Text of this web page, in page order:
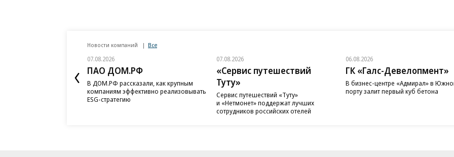
Новости компаний Все
07.08.2026
ПАО ДОМ.РФ
В ДОМ.РФ рассказали, как крупным
компаниям эффективно реализовывать
ESG-стратегию
07.08.2026
«Сервис путешествий
Туту»
Сервис путешествий «Туту»
и «Нетмонет» поддержат лучших
сотрудников российских отелей
06.08.2026
ГК «Галс-Девелопмент»
В бизнес-центре «Адмирал» в
порту залит первый куб бетона